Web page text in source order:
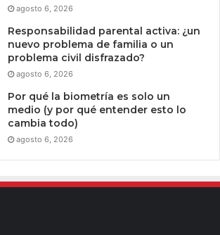
agosto 6, 2026
Responsabilidad parental activa: ¿un
nuevo problema de familia o un
problema civil disfrazado?
agosto 6, 2026
Por qué la biometría es solo un
medio (y por qué entender esto lo
cambia todo)
agosto 6, 2026